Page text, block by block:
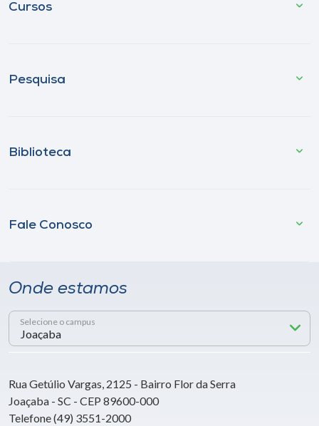
Cursos
Pesquisa
Biblioteca
Fale Conosco
Onde estamos
Selecione o campus
Rua Getúlio Vargas, 2125 - Bairro Flor da Serra
Joaçaba - SC - CEP 89600-000
Telefone (49) 3551-2000